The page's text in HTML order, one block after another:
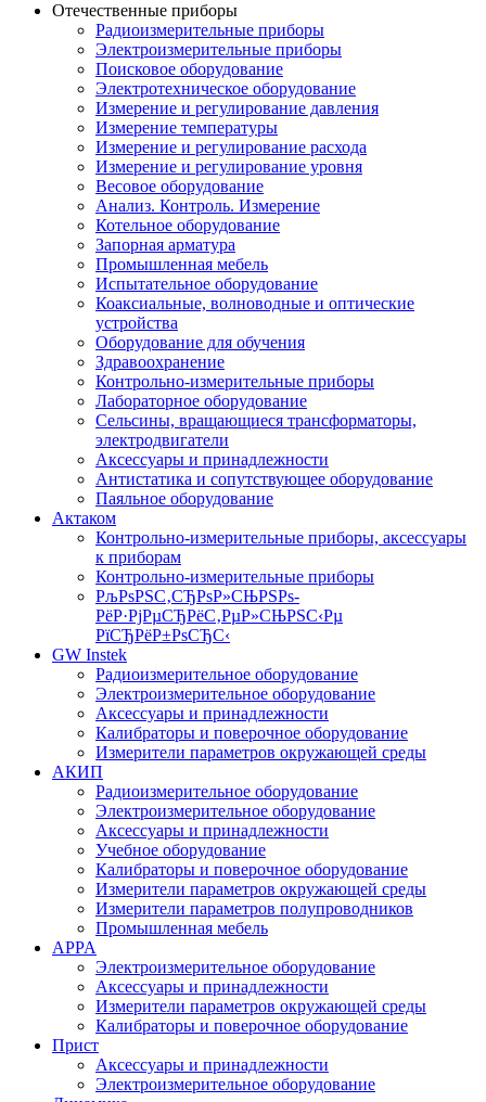
Отечественные приборы
Радиоизмерительные приборы
Электроизмерительные приборы
Поисковое оборудование
Электротехническое оборудование
Измерение и регулирование давления
Измерение температуры
Измерение и регулирование расхода
Измерение и регулирование уровня
Весовое оборудование
Анализ. Контроль. Измерение
Котельное оборудование
Запорная арматура
Промышленная мебель
Испытательное оборудование
Коаксиальные, волноводные и оптические
устройства
Оборудование для обучения
Здравоохранение
Контрольно-измерительные приборы
Лабораторное оборудование
Сельсины, вращающиеся трансформаторы,
электродвигатели
Аксессуары и принадлежности
Антистатика и сопутствующее оборудование
Паяльное оборудование
Актаком
Контрольно-измерительные приборы, аксессуары
к приборам
Контрольно-измерительные приборы
РљРѕРЅС‚СЂРѕР»СЊРЅРѕ-
РёР·РјРµСЂРёС‚РµР»СЊРЅС‹Рµ
РїСЂРёР±РѕСЂС‹
GW Instek
Радиоизмерительное оборудование
Электроизмерительное оборудование
Аксессуары и принадлежности
Калибраторы и поверочное оборудование
Измерители параметров окружающей среды
АКИП
Радиоизмерительное оборудование
Электроизмерительное оборудование
Аксессуары и принадлежности
Учебное оборудование
Калибраторы и поверочное оборудование
Измерители параметров окружающей среды
Измерители параметров полупроводников
Промышленная мебель
APPA
Электроизмерительное оборудование
Аксессуары и принадлежности
Измерители параметров окружающей среды
Калибраторы и поверочное оборудование
Прист
Аксессуары и принадлежности
Электроизмерительное оборудование